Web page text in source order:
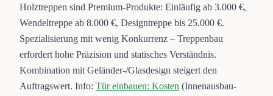
Holztreppen sind Premium-Produkte: Einläufig ab 3.000 €,
Wendeltreppe ab 8.000 €, Designtreppe bis 25.000 €.
Spezialisierung mit wenig Konkurrenz – Treppenbau
erfordert hohe Präzision und statisches Verständnis.
Kombination mit Geländer-/Glasdesign steigert den
Auftragswert. Info: Tür einbauen: Kosten (Innenausbau-